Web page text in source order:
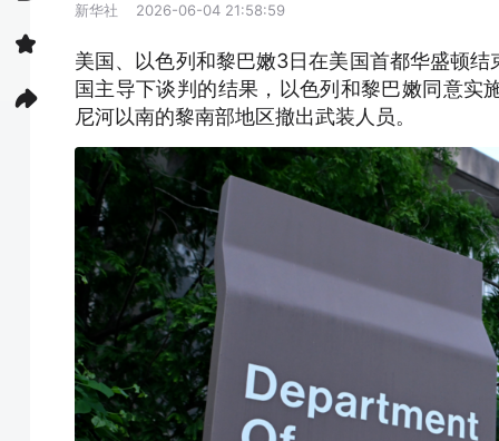
新华社 2026-06-04 21:58:59
美国、以色列和黎巴嫩3日在美国首都华盛顿
国主导下谈判的结果，以色列和黎巴嫩同意实
尼河以南的黎南部地区撤出武装人员。